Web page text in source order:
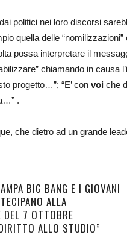
politici nei loro discorsi
quella delle
possa interpretare il
chiamando in causa
progetto…”; “E’ con voi che
.
che dietro ad un grande
BIG BANG E I GIOVANI
ALLA
DEL 7 OTTOBRE
ALLO STUDIO”